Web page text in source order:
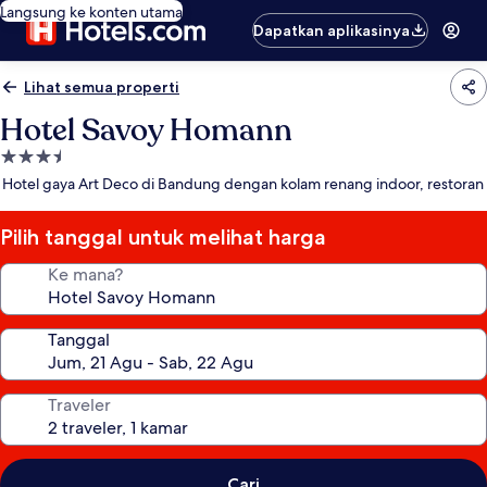
Langsung ke konten utama
Dapatkan aplikasinya
Lihat semua properti
Hotel Savoy Homann
Properti
bintang
Hotel gaya Art Deco di Bandung dengan kolam renang indoor, restoran
Pilih tanggal untuk melihat harga
Ke mana?
Tanggal
Traveler